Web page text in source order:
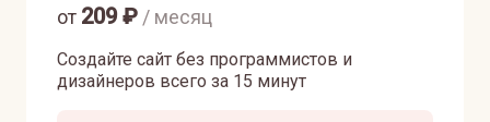
Создайте сайт без программистов и
дизайнеров всего за 15 минут
от 209₽ / месяц